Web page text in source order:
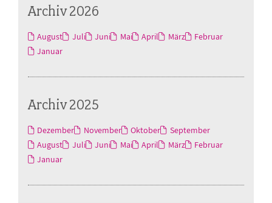
Archiv 2026
August Juli Juni Mai April März
Februar
Januar
Archiv 2025
Dezember November Oktober
September
August
Juli Juni Mai April März
Februar
Januar